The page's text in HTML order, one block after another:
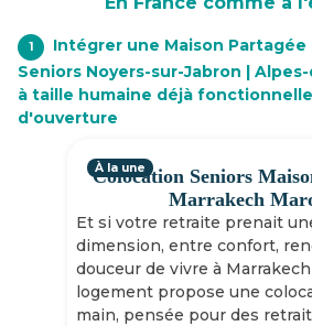
1
Intégrer une Maison
Seniors Noyers-sur-Jabron |
à taille humaine déjà
d'ouverture
Colocation Seniors
Marrakech
Et si votre retraite prenait
dimension, entre confort,
douceur de vivre à Marrakech
logement propose une
main, pensée pour des
À la une